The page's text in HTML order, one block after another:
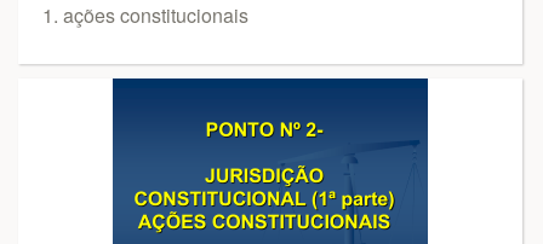
1. ações constitucionais